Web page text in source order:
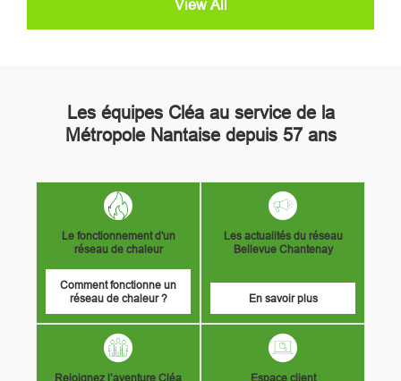
View All
Les équipes Cléa au service de la
Métropole Nantaise depuis 57 ans
Image
Le fonctionnement d'un
réseau de chaleur
Comment fonctionne un
réseau de chaleur ?
Image
Les actualités du réseau
Bellevue Chantenay
En savoir plus
Image
Rejoignez l’aventure Cléa
Image
Espace client